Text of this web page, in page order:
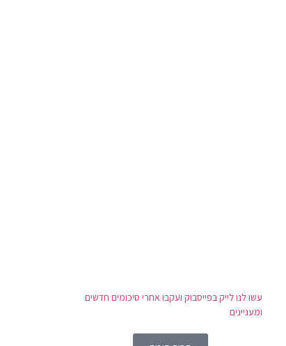
עשו לנו לייק בפייסבוק ועקבו אחרי סיכומים חדשים
ומעניינים